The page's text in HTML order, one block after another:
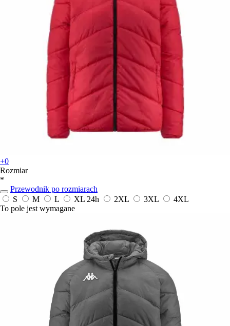
+0
Rozmiar
*
Przewodnik po rozmiarach
S
M L XL 24h 2XL 3XL
4XL
To pole jest wymagane